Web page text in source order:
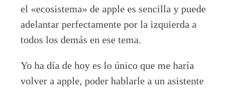
el «ecosistema» de apple es sencilla y puede
adelantar perfectamente por la izquierda a
todos los demás en ese tema.
Yo ha día de hoy es lo único que me haría
volver a apple, poder hablarle a un asistente